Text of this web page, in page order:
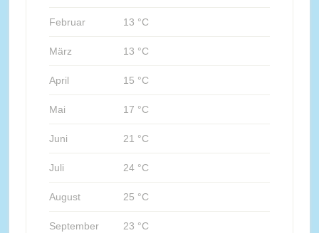
Februar 13 °C
März 13 °C
April 15 °C
Mai 17 °C
Juni 21 °C
Juli 24 °C
August 25 °C
September 23 °C